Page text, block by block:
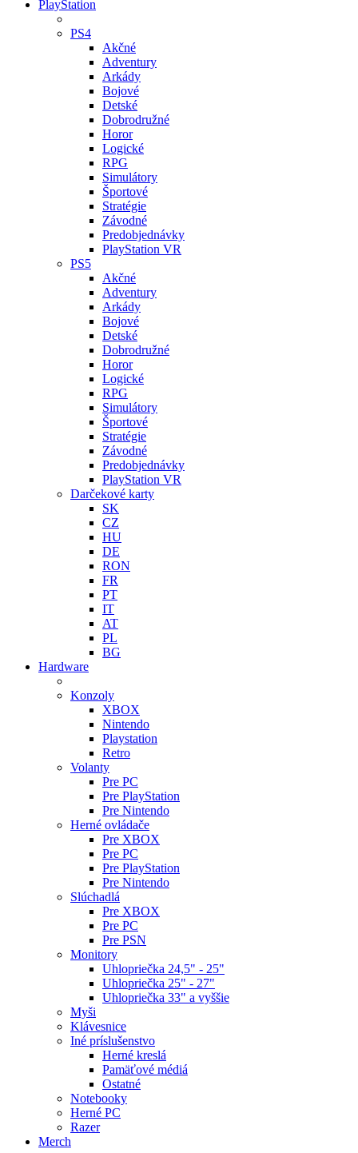
PlayStation
PS4
Akčné
Adventury
Arkády
Bojové
Detské
Dobrodružné
Horor
Logické
RPG
Simulátory
Športové
Stratégie
Závodné
Predobjednávky
PlayStation VR
PS5
Akčné
Adventury
Arkády
Bojové
Detské
Dobrodružné
Horor
Logické
RPG
Simulátory
Športové
Stratégie
Závodné
Predobjednávky
PlayStation VR
Darčekové karty
SK
CZ
HU
DE
RON
FR
PT
IT
AT
PL
BG
Hardware
Konzoly
XBOX
Nintendo
Playstation
Retro
Volanty
Pre PC
Pre PlayStation
Pre Nintendo
Herné ovládače
Pre XBOX
Pre PC
Pre PlayStation
Pre Nintendo
Slúchadlá
Pre XBOX
Pre PC
Pre PSN
Monitory
Uhlopriečka 24,5" - 25"
Uhlopriečka 25" - 27"
Uhlopriečka 33" a vyššie
Myši
Klávesnice
Iné príslušenstvo
Herné kreslá
Pamäťové médiá
Ostatné
Notebooky
Herné PC
Razer
Merch